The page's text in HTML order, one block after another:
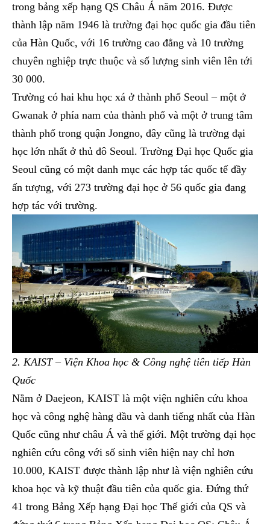
trong bảng xếp hạng QS Châu Á năm 2016. Được
thành lập năm 1946 là trường đại học quốc gia đầu tiên
của Hàn Quốc, với 16 trường cao đẳng và 10 trường
chuyên nghiệp trực thuộc và số lượng sinh viên lên tới
30 000.
Trường có hai khu học xá ở thành phố Seoul – một ở
Gwanak ở phía nam của thành phố và một ở trung tâm
thành phố trong quận Jongno, đây cũng là trường đại
học lớn nhất ở thủ đô Seoul. Trường Đại học Quốc gia
Seoul cũng có một danh mục các hợp tác quốc tế đầy
ấn tượng, với 273 trường đại học ở 56 quốc gia đang
hợp tác với trường.
2. KAIST – Viện Khoa học & Công nghệ tiên tiếp Hàn
Quốc
Nằm ở Daejeon, KAIST là một viện nghiên cứu khoa
học và công nghệ hàng đầu và danh tiếng nhất của Hàn
Quốc cũng như châu Á và thế giới. Một trường đại học
nghiên cứu công với số sinh viên hiện nay chỉ hơn
10.000, KAIST được thành lập như là viện nghiên cứu
khoa học và kỹ thuật đầu tiên của quốc gia. Đứng thứ
41 trong Bảng Xếp hạng Đại học Thế giới của QS và